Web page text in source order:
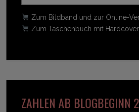
Zum Bildband und zur Online-
Zum Taschenbuch mit Hardcover
ZAHLEN AB BLOGBEGINN